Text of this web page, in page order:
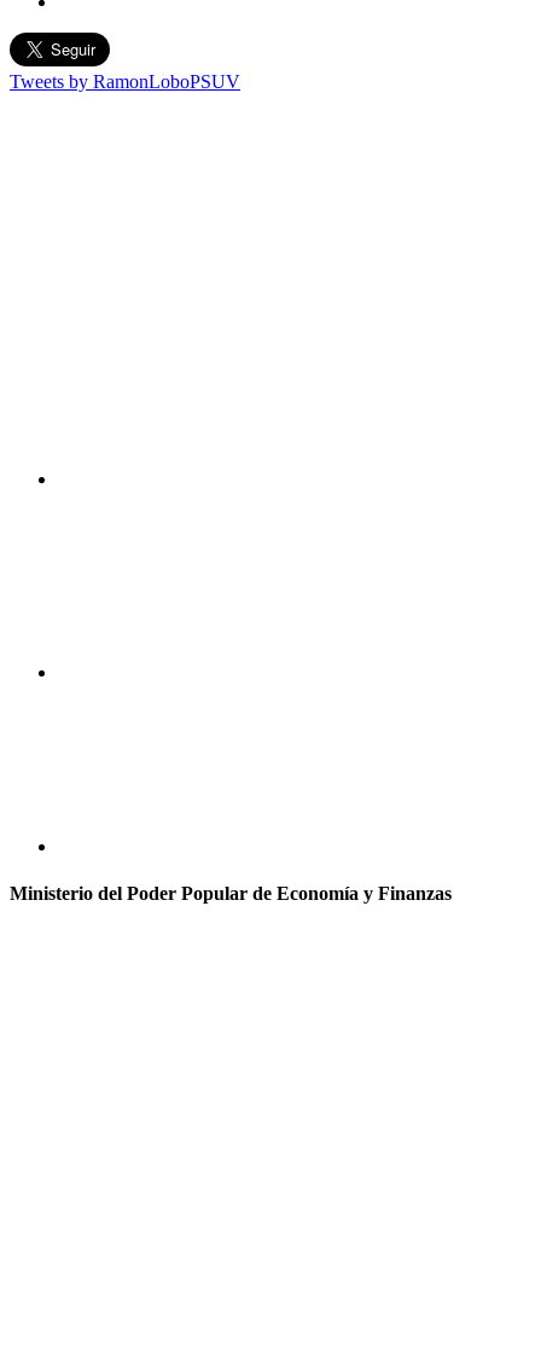
Tweets by RamonLoboPSUV
Ministerio del Poder Popular de Economía y Finanzas